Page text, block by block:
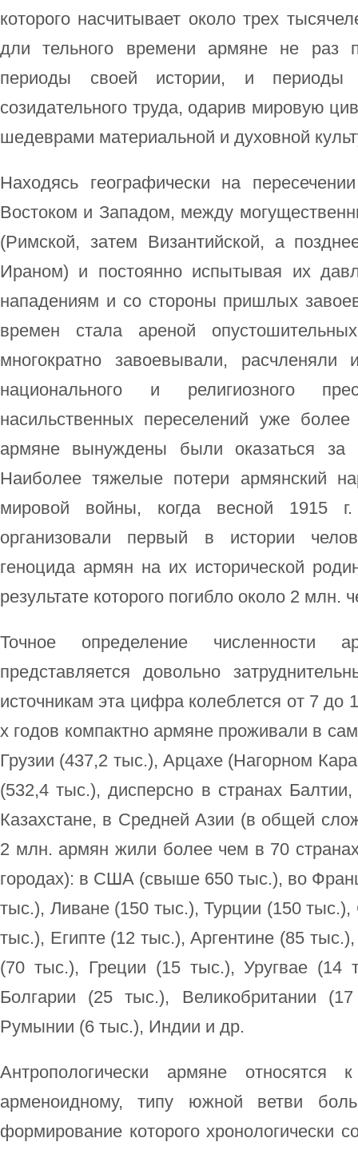
которого насчитывает около трех
дли тельного времени армяне не раз
периоды своей истории, и периоды
созидательного труда, одарив мировую
шедеврами материальной и духовной
Находясь географически на
Востоком и Западом, между
(Римской, затем Византийской, а
Ираном) и постоянно испытывая их
нападениям и со стороны пришлых
времен стала ареной
многократно завоевывали, расчленяли
национального и религиозного
насильственных переселений уже
армяне вынуждены были оказаться за
Наиболее тяжелые потери армянский
мировой войны, когда весной 1915
организовали первый в истории
геноцида армян на их исторической
результате которого погибло около 2 млн.
Точное определение
представляется довольно
источникам эта цифра колеблется от 7 до
х годов компактно армяне проживали в
Грузии (437,2 тыс.), Арцахе (Нагорном
(532,4 тыс.), дисперсно в странах
Казахстане, в Средней Азии (в общей
2 млн. армян жили более чем в 70
городах): в США (свыше 650 тыс.), во
тыс.), Ливане (150 тыс.), Турции (150
тыс.), Египте (12 тыс.), Аргентине (85
(70 тыс.), Греции (15 тыс.), Уругвае (14
Болгарии (25 тыс.), Великобритании
Румынии (6 тыс.), Индии и др.
Антропологически армяне относятся
арменоидному, типу южной ветви
формирование которого хронологически